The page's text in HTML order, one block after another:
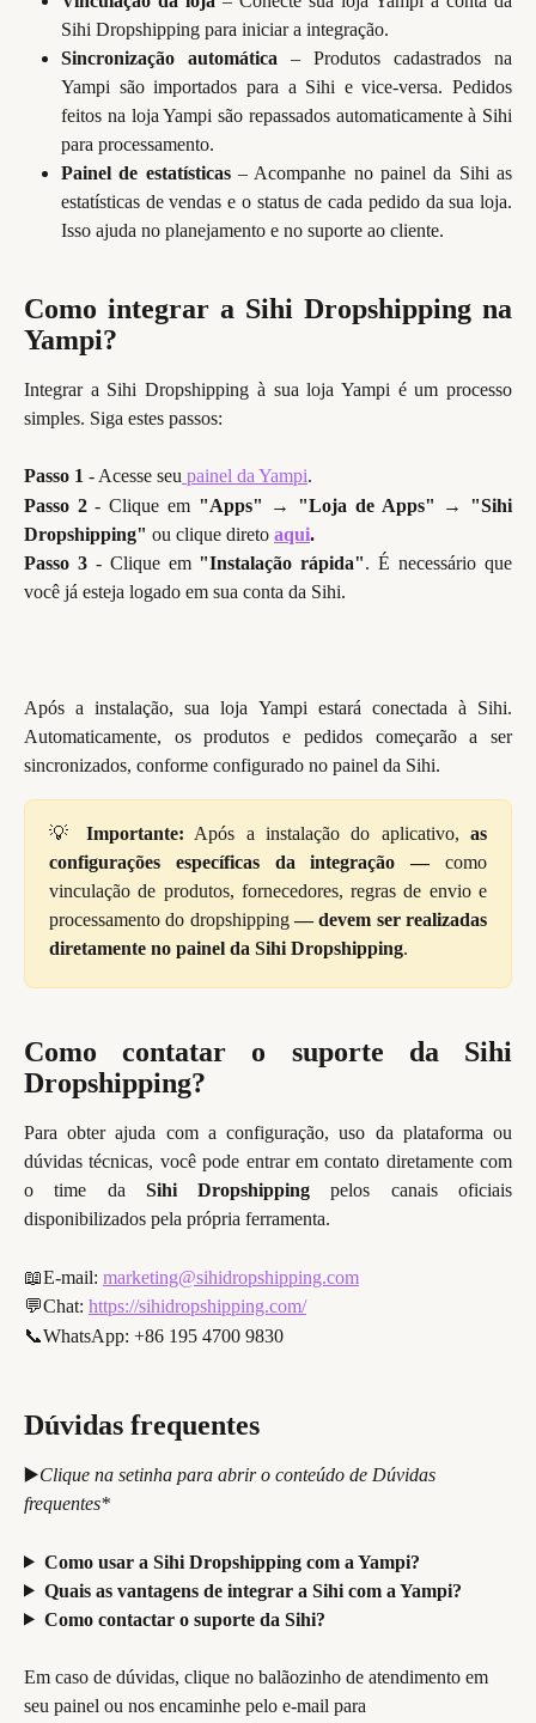
Sihi Dropshipping para iniciar a integração.
Sincronização automática – Produtos cadastrados na
Yampi são importados para a Sihi e vice-versa. Pedidos
feitos na loja Yampi são repassados automaticamente à Sihi
para processamento.
Painel de estatísticas– Acompanhe no painel da Sihi as
estatísticas de vendas e o status de cada pedido da sua loja.
Isso ajuda no planejamento e no suporte ao cliente.
Como integrar a Sihi Dropshipping na
Yampi?
Integrar a Sihi Dropshipping à sua loja Yampi é um processo
simples. Siga estes passos:
Passo 1 - Acesse seu painel da Yampi.
Passo 2- Clique em "Apps" →
"Loja de Apps" → "Sihi
Dropshipping" ou clique direto aqui.
Passo 3- Clique em "Instalação rápida". É necessário que
você já esteja logado em sua conta da Sihi.
Após a instalação, sua loja Yampi estará conectada à Sihi.
Automaticamente, os produtos e pedidos começarão a ser
sincronizados, conforme configurado no painel da Sihi.
💡 Importante: Após a instalação do aplicativo, as
configurações específicas da integração — como
vinculação de produtos, fornecedores, regras de envio e
processamento do dropshipping— devem ser realizadas
diretamente no painel da Sihi Dropshipping.
Como contatar o suporte da Sihi
Dropshipping?
Para obter ajuda com a configuração, uso da plataforma ou
dúvidas técnicas, você pode entrar em contato diretamente com
o time da Sihi Dropshippingpelos canais oficiais
disponibilizados pela própria ferramenta.
📖E-mail: marketing@sihidropshipping.com
💬Chat: https://sihidropshipping.com/
📞WhatsApp: +86 195 4700 9830
Dúvidas frequentes
▶️Clique na setinha para abrir o conteúdo de Dúvidas
frequentes*
Como usar a Sihi Dropshipping com a Yampi?
Quais as vantagens de integrar a Sihi com a Yampi?
Como contactar o suporte da Sihi?
Em caso de dúvidas, clique no balãozinho de atendimento em
seu painel ou nos encaminhe pelo e-mail para